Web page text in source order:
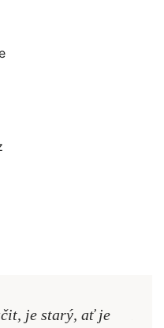
je starý, ať je